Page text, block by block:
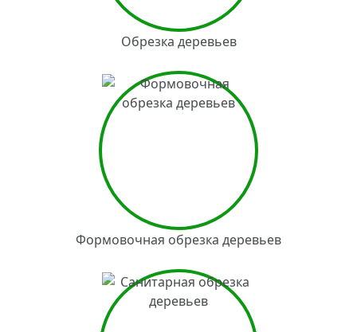
Обрезка деревьев
Формовочная обрезка деревьев